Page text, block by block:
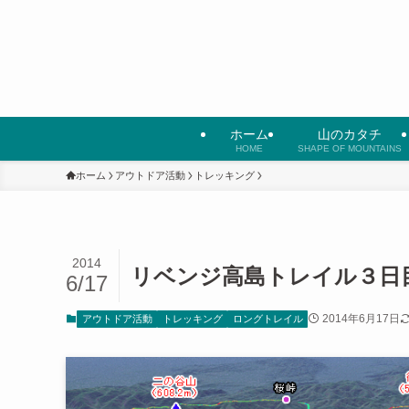
ホーム
HOME
山のカタチ
SHAPE OF MOUNTAINS
ホーム アウトドア活動 トレッキング
リベンジ高島トレイル３日
2014
6/17
アウトドア活動 トレッキング ロングトレイル 2014年6月17日